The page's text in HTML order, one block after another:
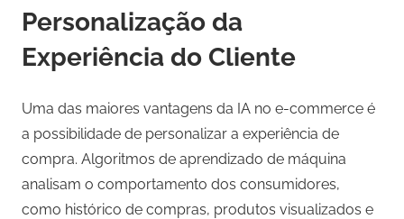
Personalização da
Experiência do Cliente
Uma das maiores vantagens da IA no e-commerce é
a possibilidade de personalizar a experiência de
compra. Algoritmos de aprendizado de máquina
analisam o comportamento dos consumidores,
como histórico de compras, produtos visualizados e